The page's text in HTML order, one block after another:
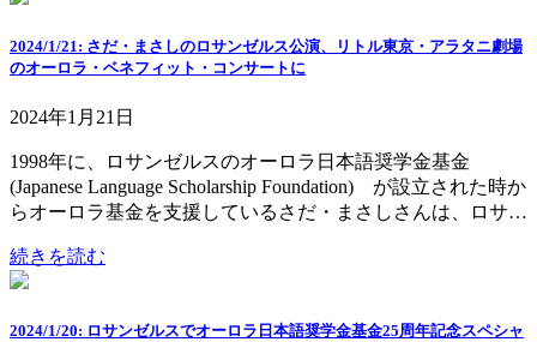
2024/1/21: さだ・まさしのロサンゼルス公演、リトル東京・アラタニ劇場
のオーロラ・ベネフィット・コンサートに
2024年1月21日
1998年に、ロサンゼルスのオーロラ日本語奨学金基金
(Japanese Language Scholarship Foundation) が設立された時か
らオーロラ基金を支援しているさだ・まさしさんは、ロサ…
続きを読む
2024/1/20: ロサンゼルスでオーロラ日本語奨学金基金25周年記念スペシャ